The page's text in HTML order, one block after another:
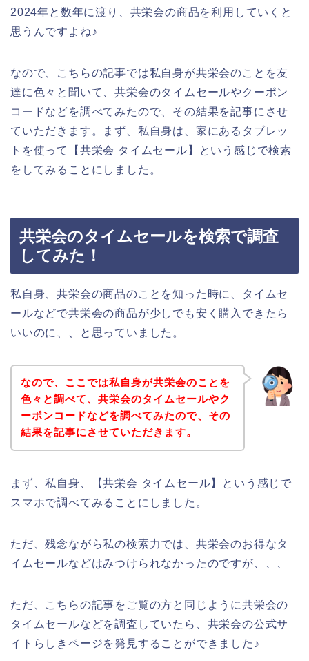
2024年と数年に渡り、共栄会の商品を利用していくと
思うんですよね♪
なので、こちらの記事では私自身が共栄会のことを友
達に色々と聞いて、共栄会のタイムセールやクーポン
コードなどを調べてみたので、その結果を記事にさせ
ていただきます。まず、私自身は、家にあるタブレッ
トを使って【共栄会 タイムセール】という感じで検索
をしてみることにしました。
共栄会のタイムセールを検索で調査
してみた！
私自身、共栄会の商品のことを知った時に、タイムセ
ールなどで共栄会の商品が少しでも安く購入できたら
いいのに、、と思っていました。
なので、ここでは私自身が共栄会のことを
色々と調べて、共栄会のタイムセールやク
ーポンコードなどを調べてみたので、その
結果を記事にさせていただきます。
まず、私自身、【共栄会 タイムセール】という感じで
スマホで調べてみることにしました。
ただ、残念ながら私の検索力では、共栄会のお得なタ
イムセールなどはみつけられなかったのですが、、、
ただ、こちらの記事をご覧の方と同じように共栄会の
タイムセールなどを調査していたら、共栄会の公式サ
イトらしきページを発見することができました♪